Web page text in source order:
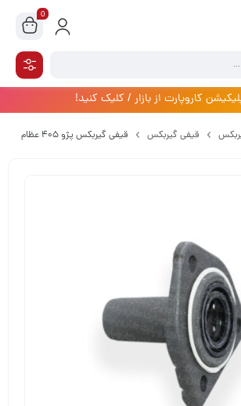
0
کاروپارت از بازار / کلیک کنید!
قیفی گیربکس قیفی گیربکس پژو 405 عظام